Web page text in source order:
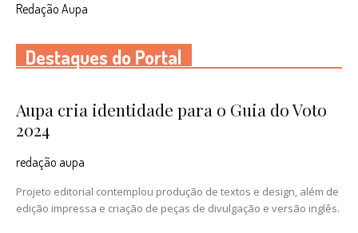
Redação Aupa
Destaques do Portal
Aupa cria identidade para o Guia do Voto
2024
redação aupa
Projeto editorial contemplou produção de textos e design, além de
edição impressa e criação de peças de divulgação e versão inglês.